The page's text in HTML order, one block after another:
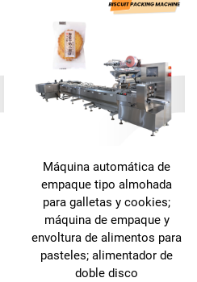
Máquina automática de
empaque tipo almohada
para galletas y cookies;
máquina de empaque y
envoltura de alimentos para
pasteles; alimentador de
doble disco